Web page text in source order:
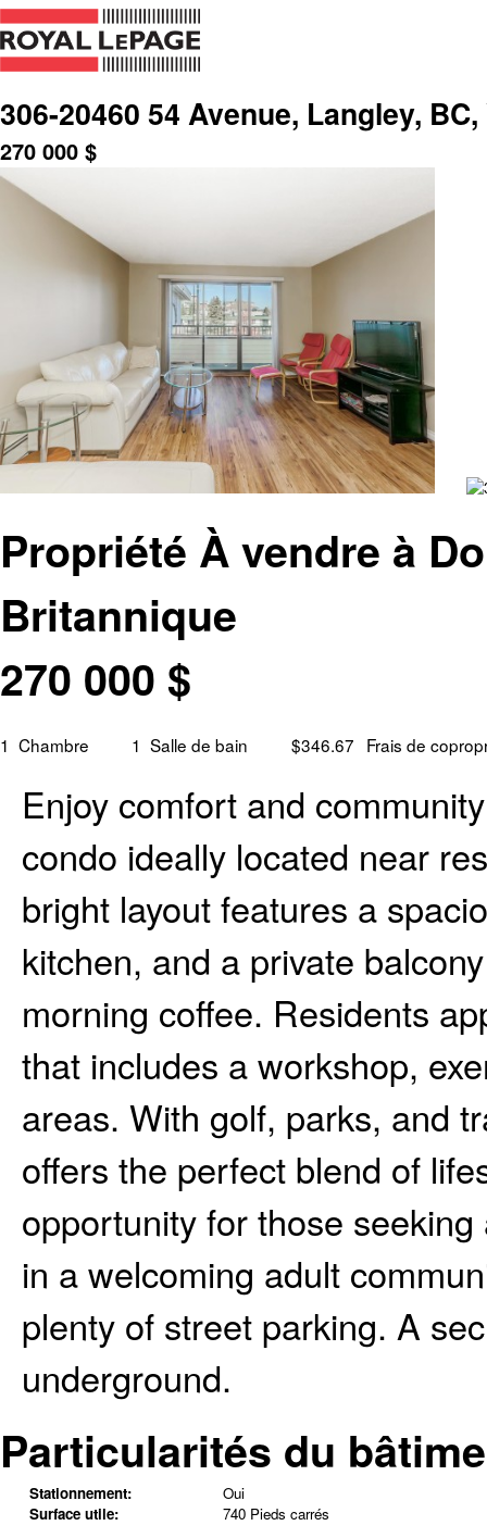
306-20460 54 Avenue, Langley,
270 000 $
Propriété À vendre à
Britannique
270 000 $
1 Chambre 1 Salle de bain $346.67 Frais de
Enjoy comfort and
condo ideally located near
bright layout features a
kitchen, and a private
morning coffee. Residents
that includes a workshop,
areas. With golf, parks, and
offers the perfect blend of
opportunity for those
in a welcoming adult
plenty of street parking. A
underground.
Particularités du
Stationnement:
Oui
Surface utile:
740 Pieds carrés